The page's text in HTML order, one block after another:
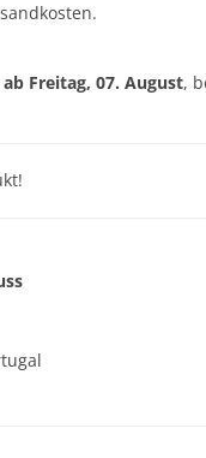
Freitag, 07. August,